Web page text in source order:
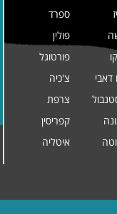
דאבי
ספרד
פולין
פורטוגל
צ'כיה
צרפת
קפריסין
איטליה